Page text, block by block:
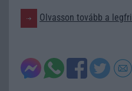
Olvasson tovább a